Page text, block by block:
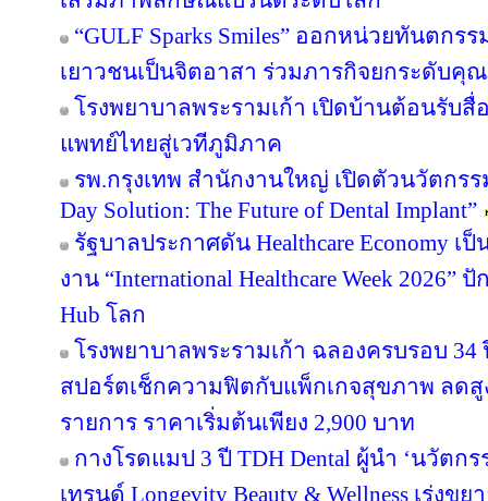
“GULF Sparks Smiles” ออกหน่วยทันตก
เยาวชนเป็นจิตอาสา ร่วมภารกิจยกระดับ
โรงพยาบาลพระรามเก้า เปิดบ้านต้อนรับ
แพทย์ไทยสู่เวทีภูมิภาค
รพ.กรุงเทพ สำนักงานใหญ่ เปิดตัวนวัตกร
Day Solution: The Future of Dental Implant”
รัฐบาลประกาศดัน Healthcare Economy เ
งาน “International Healthcare Week
Hub โลก
โรงพยาบาลพระรามเก้า ฉลองครบรอบ
สปอร์ตเช็กความฟิตกับแพ็กเกจสุขภาพ ลดสู
รายการ ราคาเริ่มต้นเพียง 2,900 บาท
กางโรดแมป 3 ปี TDH Dental ผู้นำ ‘นวัตก
เทรนด์ Longevity Beauty & Wellness เร่ง